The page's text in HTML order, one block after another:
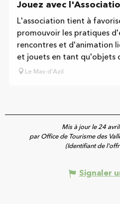
Jouez avec
L'association tient à
promouvoir les pratiques
rencontres et d'animation
et jouets en tant qu'objets
Le Mas-d'Azil
Mis à jour le 24
par Office de Tourisme des
(Identifiant de
Signaler